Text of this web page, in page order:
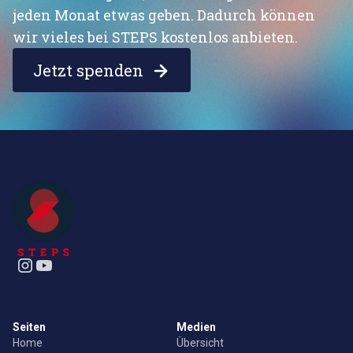
jeden Monat etwas geben. Dadurch können
wir vieles bei STEPS kostenlos anbieten.
Jetzt spenden
Seiten
Home
Medien
Übersicht